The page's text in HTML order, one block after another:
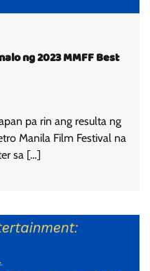
ng 2023 MMFF Best
pa rin ang resulta ng
Manila Film Festival na
sa […]